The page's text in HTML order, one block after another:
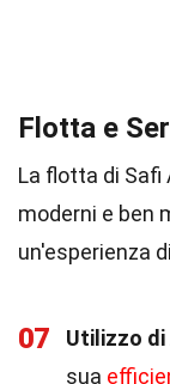
Flotta e
La flotta di Safi
moderni e ben
un'esperienza
07 Utilizzo di
sua